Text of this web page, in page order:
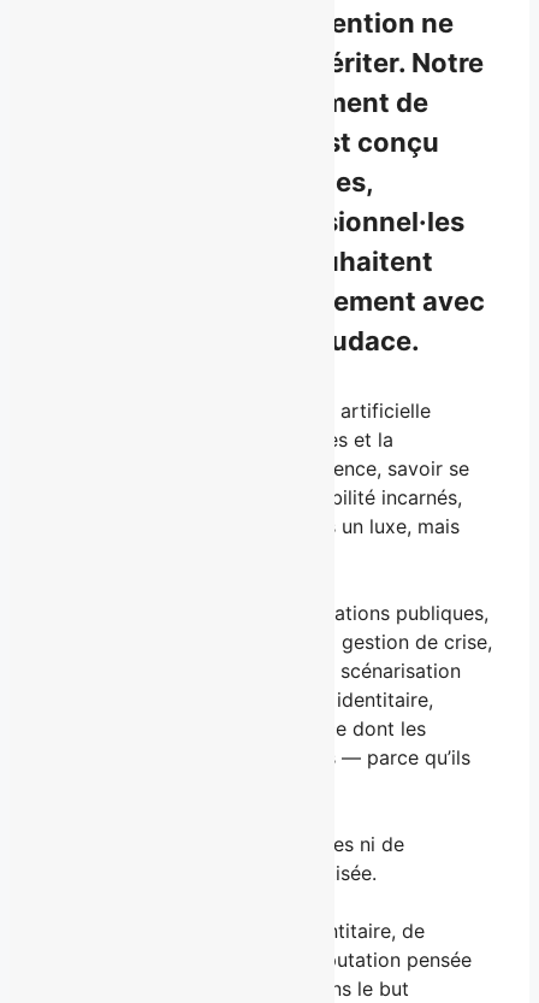
messages, capter l’attention ne
suffit plus : il faut la mériter. Notre
service de développement de
marque personnelle est conçu
pour les entrepreneur·es,
dirigeant·es et professionnel·les
de haut niveau qui souhaitent
structurer leur rayonnement avec
rigueur, créativité et audace.
Dans un monde où l’intelligence artificielle
transforme les métiers, les codes et la
communication des gens d’influence, savoir se
distinguer par des choix de visibilité incarnés,
marquants et assumés n’est pas un luxe, mais
En combinant les leviers des relations publiques,
de la stratégie de marque, de la gestion de crise,
de la création de contenu, de la scénarisation
éditoriale et du positionnement identitaire,
BROUILLARD propose un service dont les
résultats dépassent les attentes — parce qu’ils
Il ne s’agit pas ici d’images lissées ni de
production de contenu automatisée.
Il est question d’alignement identitaire, de
posture d’influence, et d’une réputation pensée
comme un actif stratégique, dans le but